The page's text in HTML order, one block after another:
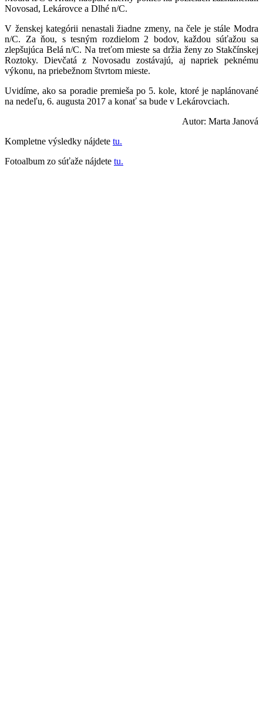
Novosad, Lekárovce a Dlhé n/C.
V ženskej kategórii nenastali žiadne zmeny, na čele je stále Modra
n/C. Za ňou, s tesným rozdielom 2 bodov, každou súťažou sa
zlepšujúca Belá n/C. Na treťom mieste sa držia ženy zo Stakčínskej
Roztoky. Dievčatá z Novosadu zostávajú, aj napriek peknému
výkonu, na priebežnom štvrtom mieste.
Uvidíme, ako sa poradie premieša po 5. kole, ktoré je naplánované
na nedeľu, 6. augusta 2017 a konať sa bude v Lekárovciach.
Autor: Marta Janová
Kompletne výsledky nájdete tu.
Fotoalbum zo súťaže nájdete tu.